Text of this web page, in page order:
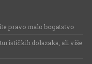
pravo malo bogatstvo
dolazaka, ali više